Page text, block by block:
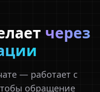
через
— работает с
обращение